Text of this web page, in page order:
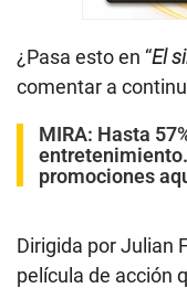
¿Pasa esto en “El
comentar a
MIRA: Hasta
promociones
Dirigida por Julian
película de acción